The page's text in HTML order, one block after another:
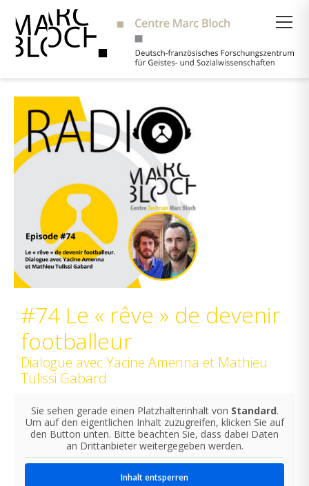
#74 Le « rêve » de devenir
footballeur
Dialogue avec Yacine Amenna et Mathieu
Tulissi Gabard
Sie sehen gerade einen Platzhalterinhalt von Standard.
Um auf den eigentlichen Inhalt zuzugreifen, klicken Sie auf
den Button unten. Bitte beachten Sie, dass dabei Daten
an Drittanbieter weitergegeben werden.
Inhalt entsperren